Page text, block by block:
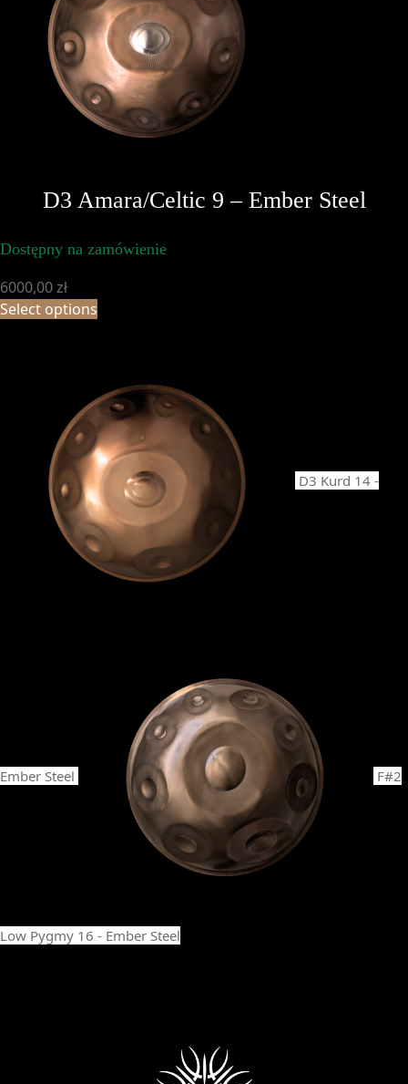
D3 Amara/Celtic 9 – Ember Steel
Dostępny na zamówienie
6000,00zł
Select options
D3 Kurd 14 -
Ember Steel F#2
Low Pygmy 16 - Ember Steel